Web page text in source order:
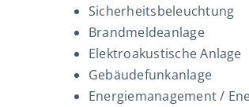
Sicherheitsbeleuchtung
Brandmeldeanlage
Elektroakustische Anlage
Gebäudefunkanlage
Energiemanagement /